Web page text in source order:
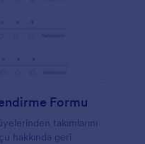
Formu
takımlarını
hakkında geri